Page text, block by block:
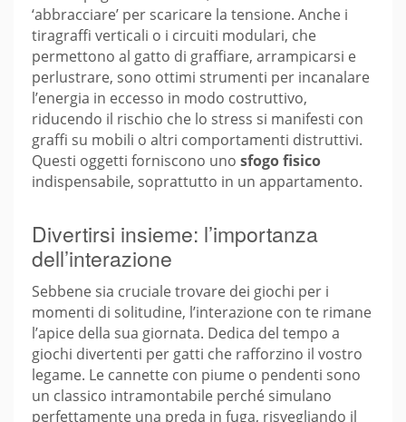
‘abbracciare’ per scaricare la tensione. Anche i
tiragraffi verticali o i circuiti modulari, che
permettono al gatto di graffiare, arrampicarsi e
perlustrare, sono ottimi strumenti per incanalare
l’energia in eccesso in modo costruttivo,
riducendo il rischio che lo stress si manifesti con
graffi su mobili o altri comportamenti distruttivi.
Questi oggetti forniscono uno sfogo fisico
indispensabile, soprattutto in un appartamento.
Divertirsi insieme: l’importanza
dell’interazione
Sebbene sia cruciale trovare dei giochi per i
momenti di solitudine, l’interazione con te rimane
l’apice della sua giornata. Dedica del tempo a
giochi divertenti per gatti che rafforzino il vostro
legame. Le cannette con piume o pendenti sono
un classico intramontabile perché simulano
perfettamente una preda in fuga, risvegliando il